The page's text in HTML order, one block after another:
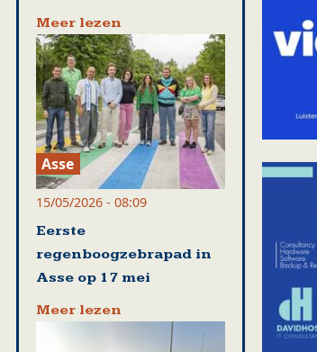
Meer lezen
Asse
15/05/2026 - 08:09
Eerste
regenboogzebrapad in
Asse op 17 mei
Meer lezen